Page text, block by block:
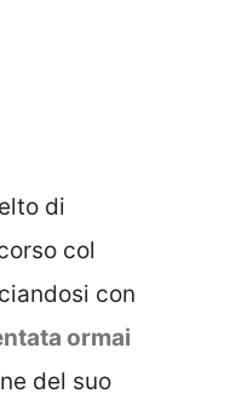
di
col
con
ormai
del suo